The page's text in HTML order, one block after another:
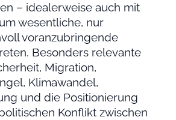
– idealerweise auch mit
wesentliche, nur
voranzubringende
Besonders relevante
Migration,
Klimawandel,
und die Positionierung
Konflikt zwischen